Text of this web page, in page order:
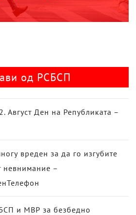
од РСБСП
Август Ден на Републиката –
вреден за да го изгубите
невнимание –
и МВР за безбедно